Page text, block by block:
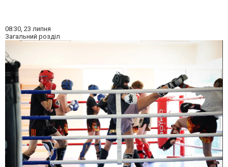
08:30, 23 липня
Загальний розділ